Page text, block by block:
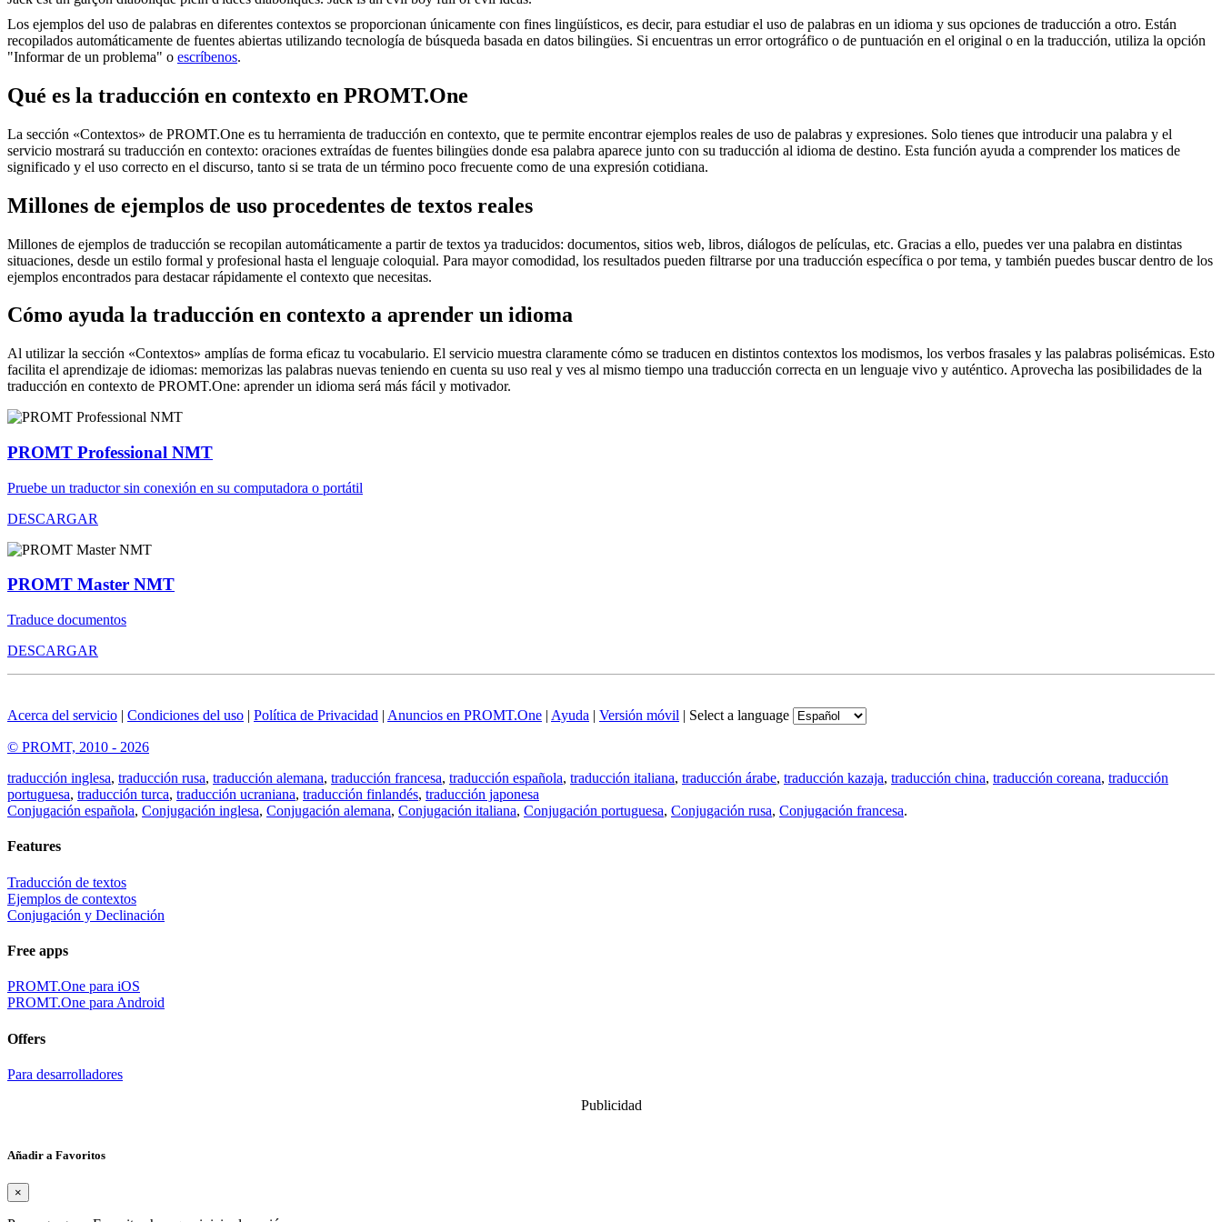
Los ejemplos del uso de palabras en diferentes contextos se proporcionan únicamente con fines lingüísticos, es decir, para estudiar el uso de palabras en un idioma y sus opciones de traducción a otro. Están
recopilados automáticamente de fuentes abiertas utilizando tecnología de búsqueda basada en datos bilingües. Si encuentras un error ortográfico o de puntuación en el original o en la traducción, utiliza la opción
"Informar de un problema" o escríbenos.
Qué es la traducción en contexto en PROMT.One
La sección «Contextos» de PROMT.One es tu herramienta de traducción en contexto, que te permite encontrar ejemplos reales de uso de palabras y expresiones. Solo tienes que introducir una palabra y el
servicio mostrará su traducción en contexto: oraciones extraídas de fuentes bilingües donde esa palabra aparece junto con su traducción al idioma de destino. Esta función ayuda a comprender los matices de
significado y el uso correcto en el discurso, tanto si se trata de un término poco frecuente como de una expresión cotidiana.
Millones de ejemplos de uso procedentes de textos reales
Millones de ejemplos de traducción se recopilan automáticamente a partir de textos ya traducidos: documentos, sitios web, libros, diálogos de películas, etc. Gracias a ello, puedes ver una palabra en distintas
situaciones, desde un estilo formal y profesional hasta el lenguaje coloquial. Para mayor comodidad, los resultados pueden filtrarse por una traducción específica o por tema, y también puedes buscar dentro de los
ejemplos encontrados para destacar rápidamente el contexto que necesitas.
Cómo ayuda la traducción en contexto a aprender un idioma
Al utilizar la sección «Contextos» amplías de forma eficaz tu vocabulario. El servicio muestra claramente cómo se traducen en distintos contextos los modismos, los verbos frasales y las palabras polisémicas. Esto
facilita el aprendizaje de idiomas: memorizas las palabras nuevas teniendo en cuenta su uso real y ves al mismo tiempo una traducción correcta en un lenguaje vivo y auténtico. Aprovecha las posibilidades de la
traducción en contexto de PROMT.One: aprender un idioma será más fácil y motivador.
PROMT Professional NMT
Pruebe un traductor sin conexión en su computadora o portátil
DESCARGAR
PROMT Master NMT
Traduce documentos
DESCARGAR
Acerca del servicio | Condiciones del uso | Política de Privacidad | Anuncios en PROMT.One | Ayuda | Versión móvil | Select a language
© PROMT, 2010 - 2026
traducción inglesa, traducción rusa, traducción alemana, traducción francesa, traducción española, traducción italiana, traducción árabe, traducción kazaja, traducción china, traducción coreana, traducción
portuguesa, traducción turca, traducción ucraniana, traducción finlandés, traducción japonesa
Conjugación española, Conjugación inglesa, Conjugación alemana, Conjugación italiana, Conjugación portuguesa, Conjugación rusa, Conjugación francesa.
Features
Traducción de textos
Ejemplos de contextos
Conjugación y Declinación
Free apps
PROMT.One para iOS
PROMT.One para Android
Offers
Para desarrolladores
Publicidad
Añadir a Favoritos
×